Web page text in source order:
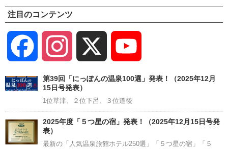
注目のコンテンツ
Facebook Instagram
Channel
第39回「にっぽんの温泉100選」発表！（2025年12月
15日号発表）
1位草津、２位下呂、３位道後
2025年度「５つ星の宿」発表！（2025年12月15日号発
表）
最新の「人気温泉旅館ホテル250選」「５つ星の宿」「５